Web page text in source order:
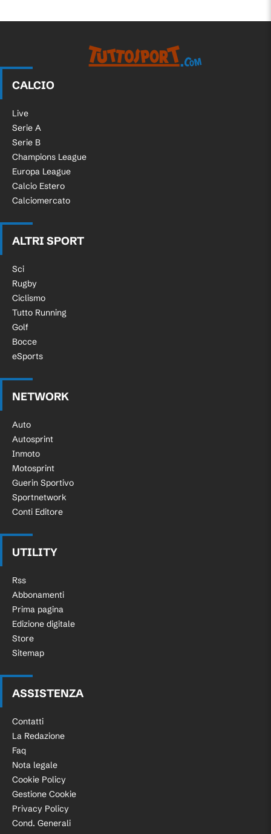
CALCIO
Live
Serie A
Serie B
Champions League
Europa League
Calcio Estero
Calciomercato
ALTRI SPORT
Sci
Rugby
Ciclismo
Tutto Running
Golf
Bocce
eSports
NETWORK
Auto
Autosprint
Inmoto
Motosprint
Guerin Sportivo
Sportnetwork
Conti Editore
UTILITY
Rss
Abbonamenti
Prima pagina
Edizione digitale
Store
Sitemap
ASSISTENZA
Contatti
La Redazione
Faq
Nota legale
Cookie Policy
Gestione Cookie
Privacy Policy
Cond. Generali